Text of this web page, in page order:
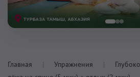
Главная Упражнения